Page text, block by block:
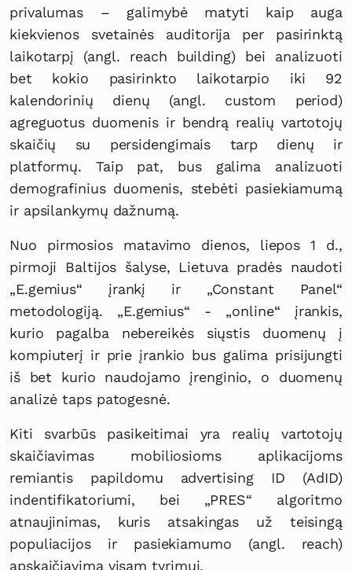
privalumas – galimybė matyti kaip auga
kiekvienos svetainės auditorija per pasirinktą
laikotarpį (angl. reach building) bei analizuoti
bet kokio pasirinkto laikotarpio iki 92
kalendorinių dienų (angl. custom period)
agreguotus duomenis ir bendrą realių vartotojų
skaičių su persidengimais tarp dienų ir
platformų. Taip pat, bus galima analizuoti
demografinius duomenis, stebėti pasiekiamumą
ir apsilankymų dažnumą.
Nuo pirmosios matavimo dienos, liepos 1 d.,
pirmoji Baltijos šalyse, Lietuva pradės naudoti
„E.gemius“ įrankį ir „Constant Panel“
metodologiją. „E.gemius“ - „online“ įrankis,
kurio pagalba nebereikės siųstis duomenų į
kompiuterį ir prie įrankio bus galima prisijungti
iš bet kurio naudojamo įrenginio, o duomenų
analizė taps patogesnė.
Kiti svarbūs pasikeitimai yra realių vartotojų
skaičiavimas mobiliosioms aplikacijoms
remiantis papildomu advertising ID (AdID)
indentifikatoriumi, bei „PRES“ algoritmo
atnaujinimas, kuris atsakingas už teisingą
populiacijos ir pasiekiamumo (angl. reach)
apskaičiavimą visam tyrimui.